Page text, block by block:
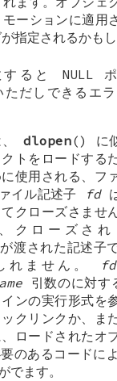
ーションに適用
指定されるかもし
ると NULL ポ
だしできるエラ
、dlopen() に
トをロードする
使用される、フ
イル記述子 fd
クローズさませ
クローズされ
渡された記述子
れません。
fd
引数のに対す
ンの実行形式を
クリンクか、ま
ロードされたオ
のあるコードに
でます。